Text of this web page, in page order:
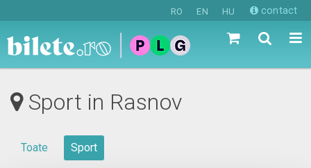
RO EN HU contact
Sport in Rasnov
Toate Sport